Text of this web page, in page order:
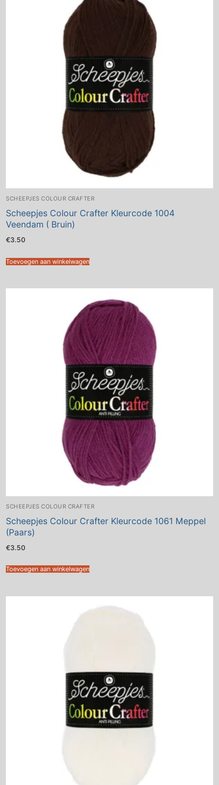
SCHEEPJES COLOUR CRAFTER
Scheepjes Colour Crafter Kleurcode 1004
Veendam ( Bruin)
€3.50
Toevoegen aan winkelwagen
SCHEEPJES COLOUR CRAFTER
Scheepjes Colour Crafter Kleurcode 1061 Meppel
(Paars)
€3.50
Toevoegen aan winkelwagen